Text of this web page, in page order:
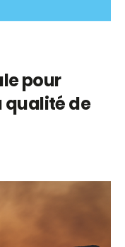
pour
qualité de